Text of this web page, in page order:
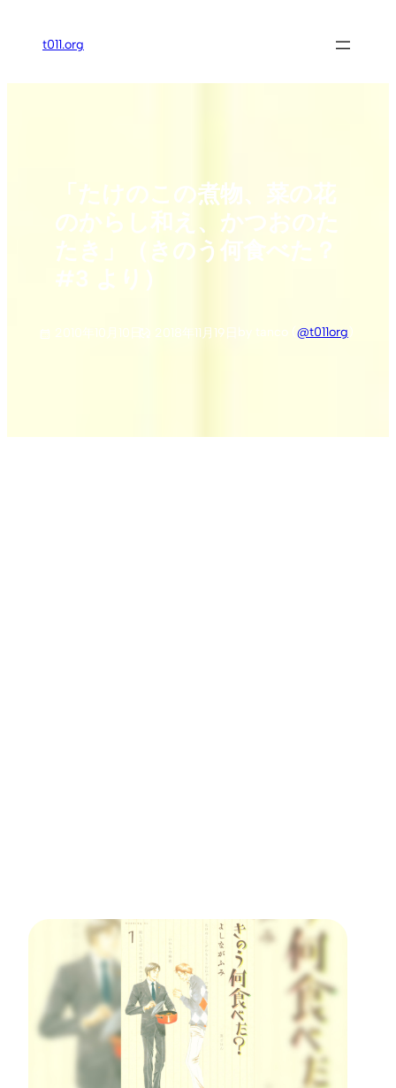
ス
t011.org
「たけのこの煮物、菜の花
のからし和え、かつおのた
たき」（きのう何食べた？
#3 より）
2010年10月10日 2018年11月19日 by tanco (@t011org)